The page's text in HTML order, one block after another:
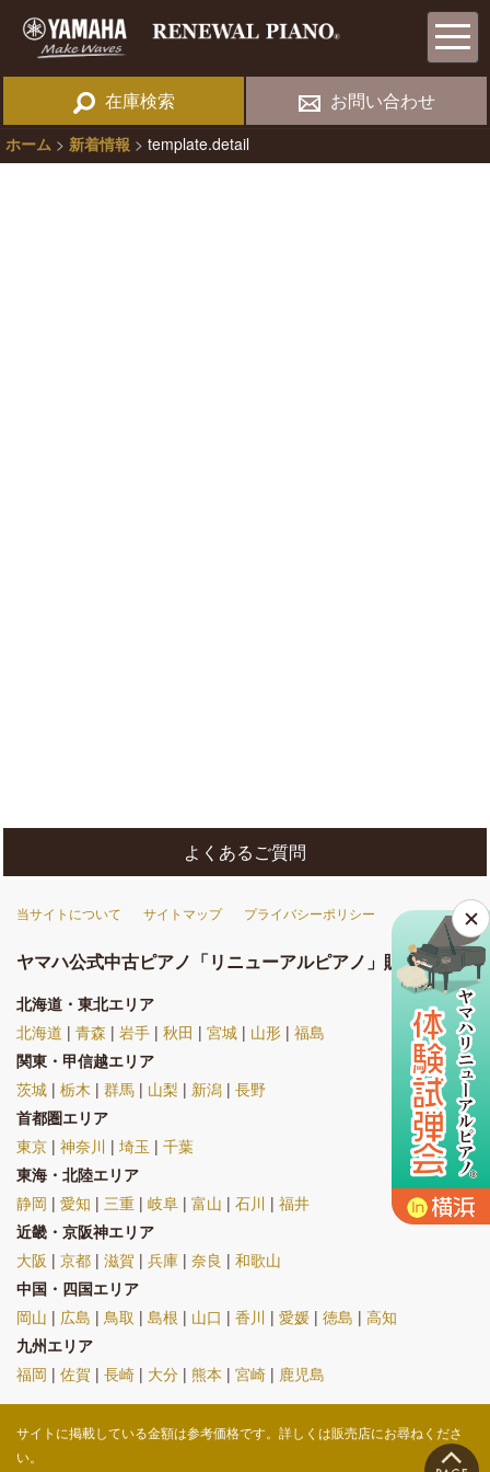
在庫検索 お問い合わせ
ホーム > 新着情報 > template.detail
よくあるご質問
当サイトについて サイトマップ プライバシーポリシー
ヤマハ公式中古ピアノ「リニューアルピアノ」販売店一覧
北海道・東北エリア
北海道 | 青森 | 岩手 | 秋田 | 宮城 | 山形 | 福島
関東・甲信越エリア
茨城 | 栃木 | 群馬 | 山梨 | 新潟 | 長野
首都圏エリア
東京 | 神奈川 | 埼玉 | 千葉
東海・北陸エリア
静岡 | 愛知 | 三重 | 岐阜 | 富山 | 石川 | 福井
近畿・京阪神エリア
大阪 | 京都 | 滋賀 | 兵庫 | 奈良 | 和歌山
中国・四国エリア
岡山 | 広島 | 鳥取 | 島根 | 山口 | 香川 | 愛媛 | 徳島 | 高知
九州エリア
福岡 | 佐賀 | 長崎 | 大分 | 熊本 | 宮崎 | 鹿児島
サイトに掲載している金額は参考価格です。詳しくは販売店にお尋ねくださ
い。